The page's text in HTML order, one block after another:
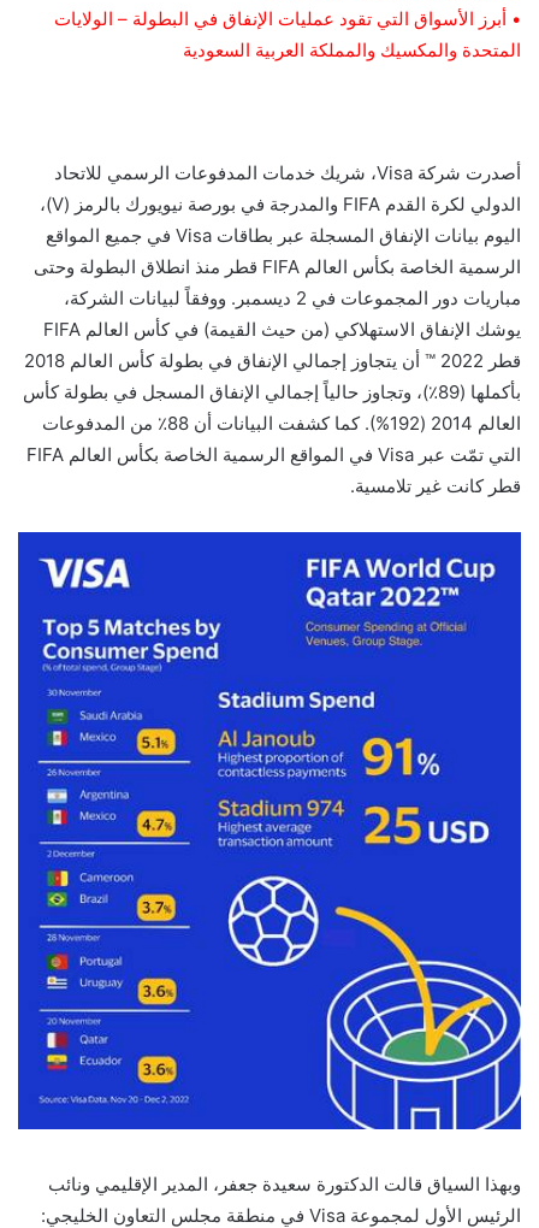
• أبرز الأسواق التي تقود عمليات الإنفاق في البطولة – الولايات
المتحدة والمكسيك والمملكة العربية السعودية
أصدرت شركة Visa، شريك خدمات المدفوعات الرسمي للاتحاد
الدولي لكرة القدم FIFA والمدرجة في بورصة نيويورك بالرمز (V)،
اليوم بيانات الإنفاق المسجلة عبر بطاقات Visa في جميع المواقع
الرسمية الخاصة بكأس العالم FIFA قطر منذ انطلاق البطولة وحتى
مباريات دور المجموعات في 2 ديسمبر. ووفقاً لبيانات الشركة،
يوشك الإنفاق الاستهلاكي (من حيث القيمة) في كأس العالم FIFA
قطر 2022 ™ أن يتجاوز إجمالي الإنفاق في بطولة كأس العالم 2018
بأكملها (89٪)، وتجاوز حالياً إجمالي الإنفاق المسجل في بطولة كأس
العالم 2014 (192%). كما كشفت البيانات أن 88٪ من المدفوعات
التي تمّت عبر Visa في المواقع الرسمية الخاصة بكأس العالم FIFA
قطر كانت غير تلامسية.
وبهذا السياق قالت الدكتورة سعيدة جعفر، المدير الإقليمي ونائب
الرئيس الأول لمجموعة Visa في منطقة مجلس التعاون الخليجي: